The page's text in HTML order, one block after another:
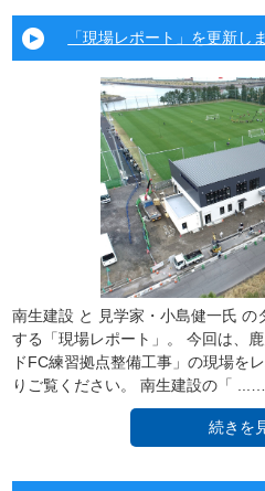
「現場レポート」を更新し
南生建設 と 見学家・小島健一氏
する「現場レポート」。 今回は、
ドFC練習拠点整備工事」の現場を
りご覧ください。 南生建設の「 ...…
続きを